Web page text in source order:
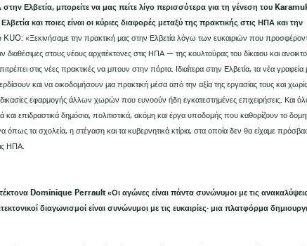
Ελβετία, μπορείτε να μας πείτε λίγο περισσότερα για τη γένεση του
και ποιες είναι οι κύριες διαφορές μεταξύ της πρακτικής στις ΗΠΑ και την
«Ξεκινήσαμε την πρακτική μας στην Ελβετία λόγω των ευκαιριών που
στους νέους αρχιτέκτονες στις ΗΠΑ — της κουλτούρας του δίκαιου και
στις νέες πρακτικές να μπουν στην πόρτα. Ιδιαίτερα στην Ελβετία, τα νέα
και να οικοδομήσουν μια πρακτική μέσα από την αξία της εργασίας τους και
εφαρμογής άλλων χωρών που ευνοούν ήδη εγκατεστημένες επιχειρήσεις. Και
και επιδραστικά δημόσια, πολιτιστικά, ακόμη και έργα υποδομής που καθορίζουν το
όπως τα σχολεία, η στέγαση και τα κυβερνητικά κτίρια, στα οποία δεν θα είχαμε
ΗΠΑ.
Dominique Perrault «Οι αγώνες είναι πάντα συνώνυμοι με τις
διαγωνισμοί είναι συνώνυμοι με τις ευκαιρίες· μια πλατφόρμα